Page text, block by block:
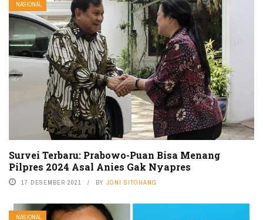
NASIONAL
Survei Terbaru: Prabowo-Puan Bisa Menang
Pilpres 2024 Asal Anies Gak Nyapres
17 DESEMBER 2021 BY JONI SITOHANG
NASIONAL